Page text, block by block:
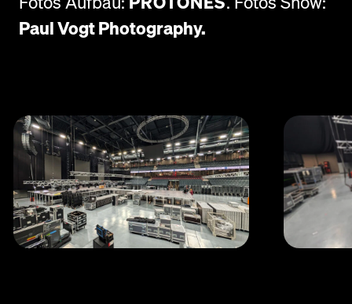
Paul Vogt Photography.